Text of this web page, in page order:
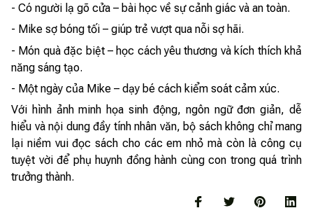
- Có người lạ gõ cửa – bài học về sự cảnh giác và an toàn.
- Mike sợ bóng tối – giúp trẻ vượt qua nỗi sợ hãi.
- Món quà đặc biệt – học cách yêu thương và kích thích khả
năng sáng tạo.
- Một ngày của Mike – dạy bé cách kiểm soát cảm xúc.
Với hình ảnh minh họa sinh động, ngôn ngữ đơn giản, dễ
hiểu và nội dung đầy tính nhân văn, bộ sách không chỉ mang
lại niềm vui đọc sách cho các em nhỏ mà còn là công cụ
tuyệt vời để phụ huynh đồng hành cùng con trong quá trình
trưởng thành.